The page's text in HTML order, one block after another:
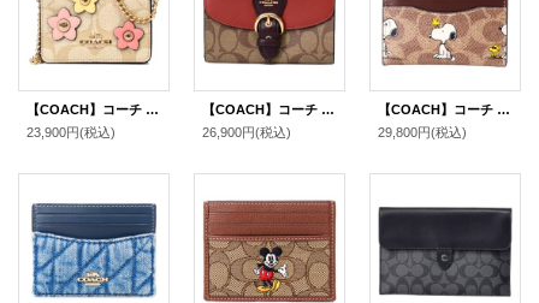
【COACH】コーチ コーティングキャンバス レザー シグネチャー フラワー アップリケ チェーン ミニ ウォレット カードケース カードポーチ 定期入れ 名刺入れ ポーチ コインケース ライトカーキマルチ〔日本未発売〕
23,900円(税込)
【COACH】コーチ コーティングキャンバス レザー シグネチャー クリオ ミディアム ウォレット 二つ折り財布 カーキマルチ（日本未発売）
26,900円(税込)
【COACH】コーチ スヌーピー カードケース ピーナッツ コラボ コーティングキャンバス レザー シグネチャー プリント スリム ID パスケース 定期入れ 名刺入れ タンマルチ（日本未発売）
29,800円(税込)